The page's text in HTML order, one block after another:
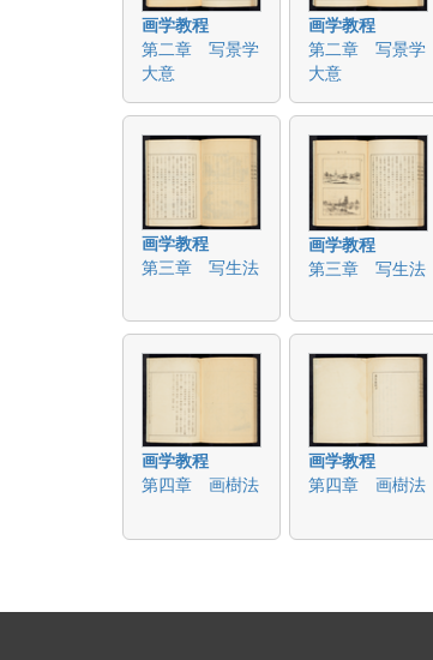
画学教程
第二章 写景学
大意
画学教程
第二章 写景学
大意
画学教程
第三章 写生法
画学教程
第三章 写生法
画学教程
第四章 画樹法
画学教程
第四章 画樹法